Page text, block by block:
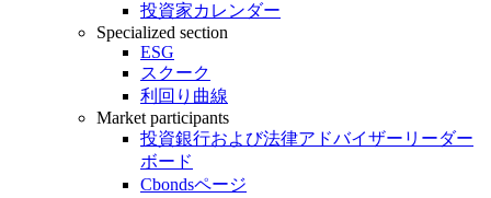
投資家カレンダー
Specialized section
ESG
スクーク
利回り曲線
Market participants
投資銀行および法律アドバイザーリーダー
ボード
Cbondsページ